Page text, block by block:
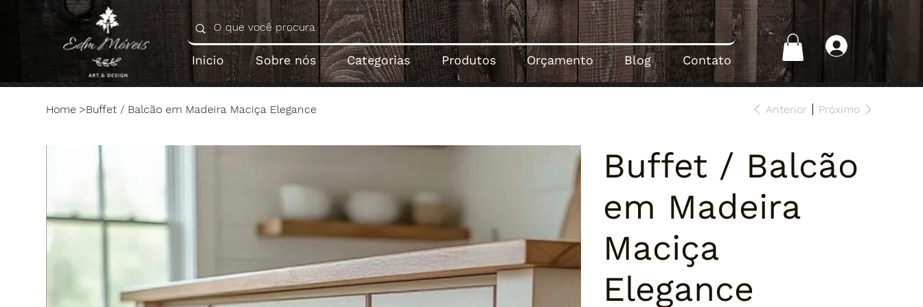
Inicio Sobre nós Categorias Produtos Orçamento Blog Contato
Home >Buffet / Balcão em Madeira Maciça Elegance Anterior Próximo
Buffet / Balcão
em Madeira
Maciça
Elegance